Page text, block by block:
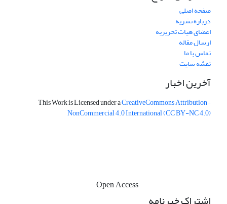
صفحه اصلی
درباره نشریه
اعضای هیات تحریریه
ارسال مقاله
تماس با ما
نقشه سایت
آخرین اخبار
This Work is Licensed under aCreativeCommonsAttribution-
NonCommercial 4.0 International(CC BY-NC 4.0)